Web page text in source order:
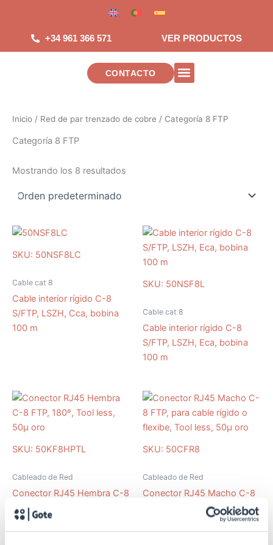
contenido
+34 961 366 571 VER PRODUCTOS
CONTACTO
Inicio / Red de par trenzado de cobre / Categoría 8 FTP
Categoría 8 FTP
Mostrando los 8 resultados
SKU: 50NSF8LC
Cable cat 8
Cable interior rígido C-8
S/FTP, LSZH, Cca, bobina
100 m
SKU: 50NSF8L
Cable cat 8
Cable interior rígido C-8
S/FTP, LSZH, Eca, bobina
100 m
SKU: 50KF8HPTL
Cableado de Red
Conector RJ45 Hembra C-8
FTP, 180º, Tool less, 50μ
oro
SKU: 50CFR8
Cableado de Red
Conector RJ45 Macho C-8
FTP, para cable rígido o
flexibe, Tool less, 50μ oro